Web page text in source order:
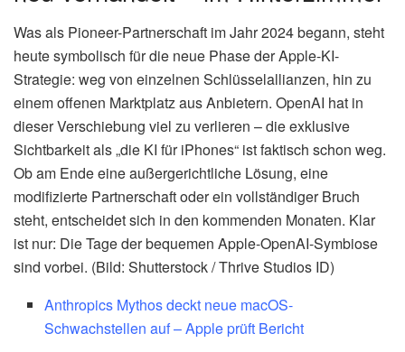
Was als Pioneer-Partnerschaft im Jahr 2024 begann, steht
heute symbolisch für die neue Phase der Apple-KI-
Strategie: weg von einzelnen Schlüsselallianzen, hin zu
einem offenen Marktplatz aus Anbietern. OpenAI hat in
dieser Verschiebung viel zu verlieren – die exklusive
Sichtbarkeit als „die KI für iPhones“ ist faktisch schon weg.
Ob am Ende eine außergerichtliche Lösung, eine
modifizierte Partnerschaft oder ein vollständiger Bruch
steht, entscheidet sich in den kommenden Monaten. Klar
ist nur: Die Tage der bequemen Apple-OpenAI-Symbiose
sind vorbei. (Bild: Shutterstock / Thrive Studios ID)
Anthropics Mythos deckt neue macOS-
Schwachstellen auf – Apple prüft Bericht